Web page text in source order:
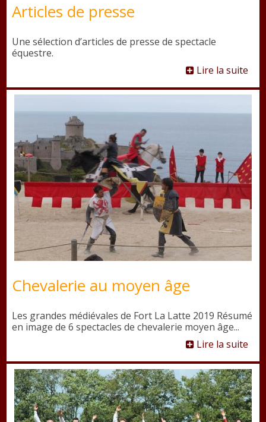
Articles de presse
Une sélection d’articles de presse de spectacle
équestre.
Lire la suite
Chevalerie au moyen âge
Les grandes médiévales de Fort La Latte 2019 Résumé
en image de 6 spectacles de chevalerie moyen âge...
Lire la suite